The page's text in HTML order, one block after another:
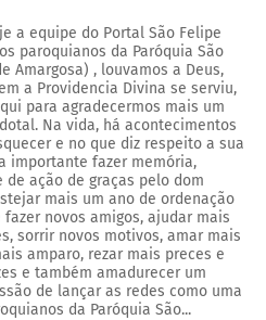
a equipe do Portal São Felipe
paroquianos da Paróquia São
Amargosa) , louvamos a Deus,
a Providencia Divina se serviu,
para agradecermos mais um
Na vida, há acontecimentos
e no que diz respeito a sua
importante fazer memória,
ação de graças pelo dom
mais um ano de ordenação
novos amigos, ajudar mais
sorrir novos motivos, amar mais
amparo, rezar mais preces e
e também amadurecer um
de lançar as redes como uma
da Paróquia São...